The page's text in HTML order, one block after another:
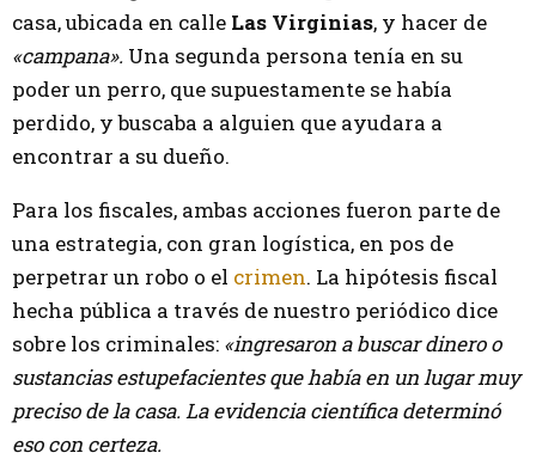
casa, ubicada en calle Las Virginias, y hacer de
«campana». Una segunda persona tenía en su
poder un perro, que supuestamente se había
perdido, y buscaba a alguien que ayudara a
encontrar a su dueño.
Para los fiscales, ambas acciones fueron parte de
una estrategia, con gran logística, en pos de
perpetrar un robo o el crimen. La hipótesis fiscal
hecha pública a través de nuestro periódico dice
sobre los criminales: «ingresaron a buscar dinero o
sustancias estupefacientes que había en un lugar muy
preciso de la casa. La evidencia científica determinó
eso con certeza.